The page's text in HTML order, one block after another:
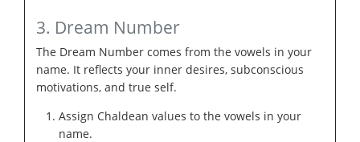
3. Dream Number
The Dream Number comes from the vowels in your
name. It reflects your inner desires, subconscious
motivations, and true self.
Assign Chaldean values to the vowels in your
name.